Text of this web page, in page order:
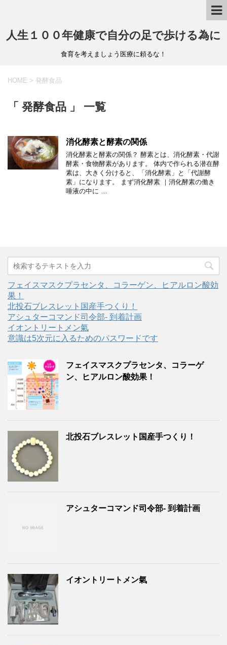
人生１００年健康で自分の足で歩ける為に
食育を考えましょう医療に頼るな！
HOME > 発酵食品
「 発酵食品 」 一覧
消化酵素と酵素の関係
消化酵素と酵素の関係？ 酵素とは、消化酵素・代謝
酵素・食物酵素があります。 体内で作られる潜在酵
素は、大きく分けると、「消化酵素」と「代謝酵
素」になります。 まず消化酵素 ｜消化酵素の働き
唾液の中に …
フェイスマスクプラセンタ、コラーゲン、ヒアルロン酸効
果！
北投石ブレスレット国産手つくり！
アシュターコマンド司令部- 到着計画
イオントリートメン氣
意識は5次元に入るためのパスワードです
フェイスマスクプラセンタ、コラーゲ
ン、ヒアルロン酸効果！
北投石ブレスレット国産手つくり！
アシュターコマンド司令部- 到着計画
イオントリートメン氣